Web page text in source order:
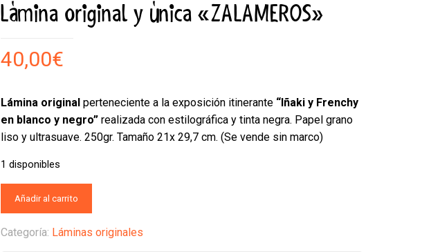
Lámina original y única «ZALAMEROS»
40,00€
Lámina original perteneciente a la exposición itinerante “Iñaki y Frenchy
en blanco y negro” realizada con estilográfica y tinta negra. Papel grano
liso y ultrasuave. 250gr. Tamaño 21x 29,7 cm. (Se vende sin marco)
1 disponibles
Añadir al carrito
Categoría: Láminas originales